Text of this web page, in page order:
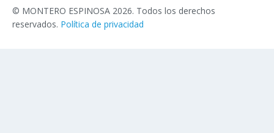
© MONTERO ESPINOSA 2026. Todos los derechos
reservados. Política de privacidad